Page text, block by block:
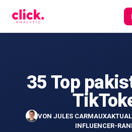
Funktionen
Kostenlose
Tools
35 Top
VON JULES CARMAUX
INFLUENCER-